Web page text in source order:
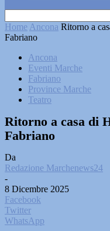
Home Ancona Ritorno a
Fabriano
Ancona
Eventi Marche
Fabriano
Province Marche
Teatro
Ritorno a casa di
Fabriano
Da
Redazione Marchenews24
-
8 Dicembre 2025
Facebook
Twitter
WhatsApp